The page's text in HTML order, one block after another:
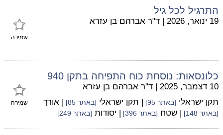
התרגיל לכל גיל
שמירה
19 ינואר, 2026 | ד"ר אברהם בן עזרא
כלונסאות: נוסחת כוח התפיחה בתקן 940
שמירה
10 דצמבר, 2025 | ד"ר אברהם בן עזרא
תקן ישראלי [באתר 95] | תקן ישראלי [באתר 85] | אורך
[באתר 148] | שטח [באתר 396] | יסודות [באתר 249]